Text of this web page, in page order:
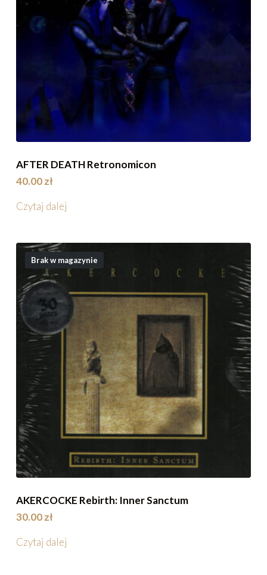
AFTER DEATH Retronomicon
40.00zł
Czytaj dalej
Brak w magazynie
AKERCOCKE Rebirth: Inner Sanctum
30.00zł
Czytaj dalej